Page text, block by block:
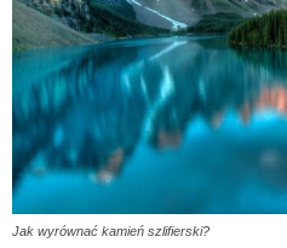
Jak wyrównać kamień szlifierski?